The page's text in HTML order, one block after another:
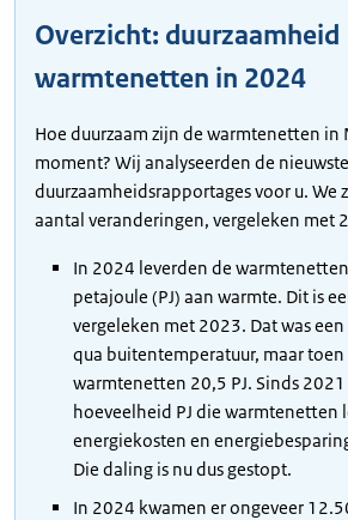
Overzicht: duurzaamheid
warmtenetten in 2024
Hoe duurzaam zijn de warmtenetten
moment? Wij analyseerden de nieuwste
duurzaamheidsrapportages voor u. We
aantal veranderingen, vergeleken met
In 2024 leverden de
petajoule (PJ) aan warmte. Dit is
vergeleken met 2023. Dat was
qua buitentemperatuur, maar toen
warmtenetten 20,5 PJ. Sinds
hoeveelheid PJ die warmtenetten
energiekosten en
Die daling is nu dus gestopt.
In 2024 kwamen er ongeveer